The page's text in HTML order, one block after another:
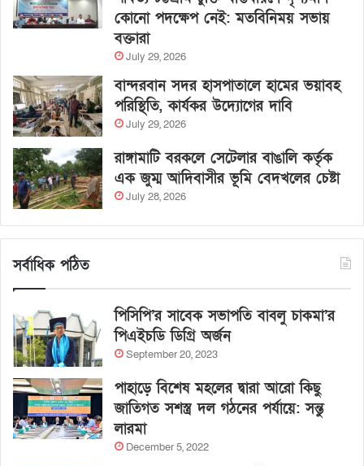
কোনো পদক্ষেপ নেই: মতবিনিময় সভায়
বক্তারা
July 29, 2026
বান্দরবান সদর হাসপাতালে হামের ভয়াবহ
পরিস্থিতি, কার্যকর উদ্যোগের দাবি
July 29, 2026
রাঙ্গামাটি বরকলে সেটেলার বাঙালি কর্তৃক
এক জুম্ম আদিবাসীর ভূমি বেদখলের চেষ্টা
July 28, 2026
সর্বাধিক পঠিত
পিসিপি’র সাবেক সভাপতি বাবলু চাকমা’র
পিএইচডি ডিগ্রি অর্জন
September 20, 2023
পাহাড়ে বিশেষ মহলের দ্বারা আরো কিছু
জাতিগত সশস্ত্র দল গঠনের পর্যায়ে: সন্তু
লারমা
December 5, 2022